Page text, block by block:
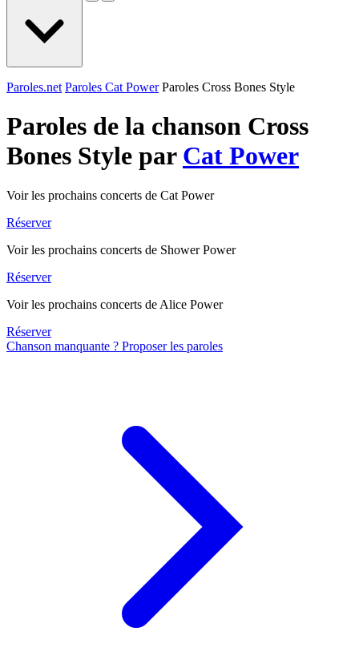
Paroles.net Paroles Cat Power Paroles Cross Bones Style
Paroles de la chanson Cross
Bones Style par Cat Power
Voir les prochains concerts de Cat Power
Réserver
Voir les prochains concerts de Shower Power
Réserver
Voir les prochains concerts de Alice Power
Réserver
Chanson manquante ? Proposer les paroles